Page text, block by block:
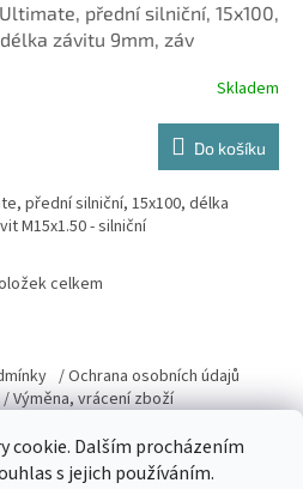
cookie. Dalším procházením
s jejich používáním.
přední silniční, 15x100,
závitu 9mm, záv
Skladem
Do košíku
přední silniční, 15x100, délka
M15x1.50 - silniční
O
d
a
í
p
celkem
/ Ochrana osobních údajů
/ Výměna, vrácení zboží